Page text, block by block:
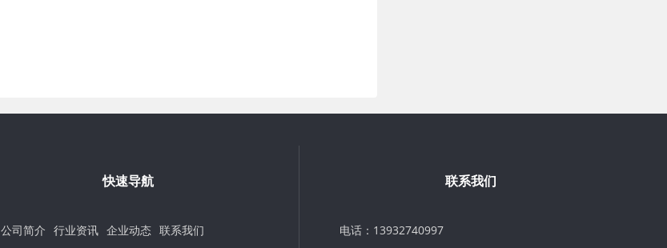
快速导航
公司简介 行业资讯 企业动态 联系我们
联系我们
电话：13932740997